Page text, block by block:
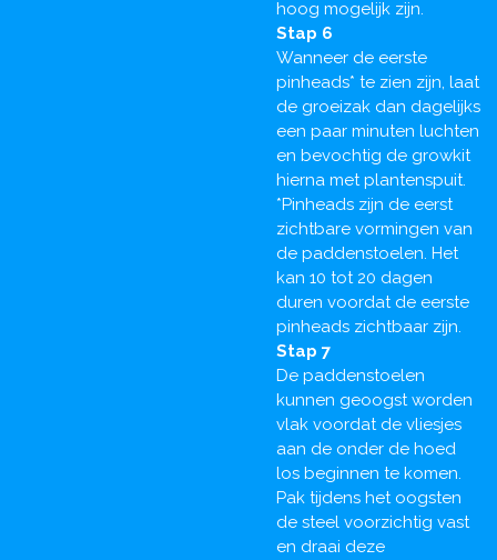
hoog mogelijk zijn.
Stap 6
Wanneer de eerste
pinheads* te zien zijn, laat
de groeizak dan dagelijks
een paar minuten luchten
en bevochtig de growkit
hierna met plantenspuit.
*Pinheads zijn de eerst
zichtbare vormingen van
de paddenstoelen. Het
kan 10 tot 20 dagen
duren voordat de eerste
pinheads zichtbaar zijn.
Stap 7
De paddenstoelen
kunnen geoogst worden
vlak voordat de vliesjes
aan de onder de hoed
los beginnen te komen.
Pak tijdens het oogsten
de steel voorzichtig vast
en draai deze